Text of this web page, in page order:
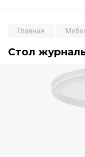
Главная
Стол